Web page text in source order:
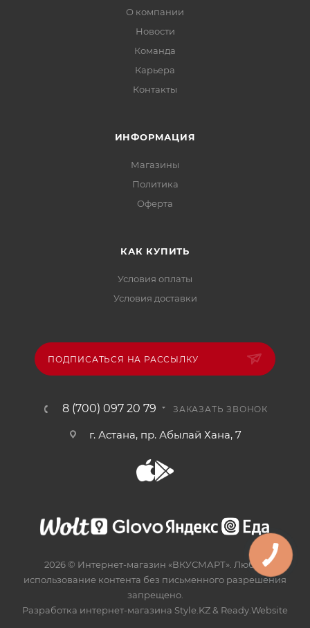
О компании
Новости
Команда
Карьера
Контакты
ИНФОРМАЦИЯ
Магазины
Политика
Офертa
КАК КУПИТЬ
Условия оплаты
Условия доставки
ПОДПИСАТЬСЯ НА РАССЫЛКУ
8 (700) 097 20 79 ЗАКАЗАТЬ ЗВОНОК
г. Астана, пр. Абылай Хана, 7
2026 © Интернет-магазин «ВКУСМАРТ». Любое
использование контента без письменного разрешения
запрещено.
Разработка интернет-магазина Style.KZ& Ready.Website